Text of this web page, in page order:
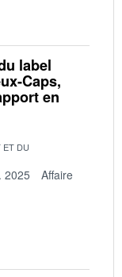
label
Caps,
en
ET DU
2025
Affaire